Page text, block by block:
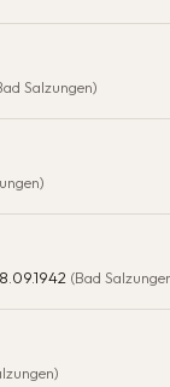
Salzungen)
(Bad